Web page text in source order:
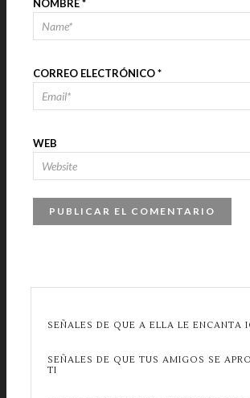
NOMBRE*
CORREO ELECTRÓNICO*
WEB
SEÑALES DE QUE A ELLA LE ENCANTA
SEÑALES DE QUE TUS AMIGOS SE
TI